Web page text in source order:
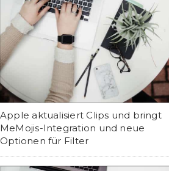
Apple aktualisiert Clips und bringt
MeMojis-Integration und neue
Optionen für Filter